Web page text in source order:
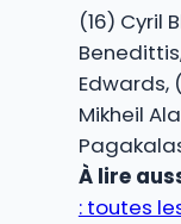
(16) Cyril
Edwards,
Mikheil
À lire
: toutes